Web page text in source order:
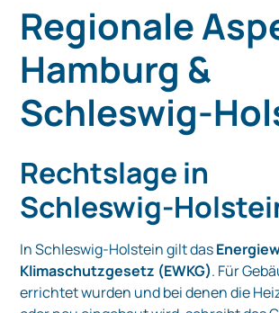
Regionale
Hamburg &
Rechtslage in
In Schleswig‑Holstein gilt das
Klimaschutzgesetz (EWKG). Für
errichtet wurden und bei denen die